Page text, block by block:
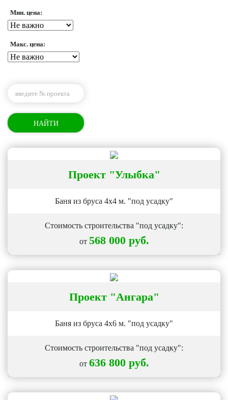
Мин. цена:
Макс. цена:
НАЙТИ
Проект "Улыбка"
Баня из бруса 4х4 м. "под усадку"
Стоимость строительства "под усадку":
от 568 000 руб.
Проект "Ангара"
Баня из бруса 4х6 м. "под усадку"
Стоимость строительства "под усадку":
от 636 800 руб.